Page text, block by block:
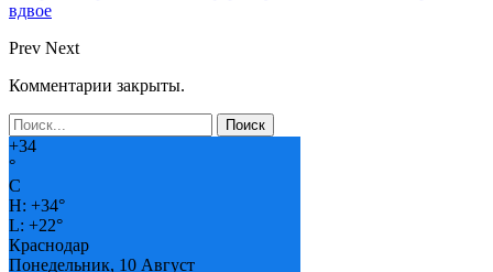
вдвое
Prev Next
Комментарии закрыты.
+34
°
C
H: +34°
L: +22°
Краснодар
Понедельник, 10 Август